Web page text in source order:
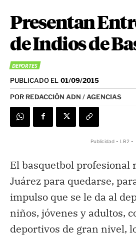
Presentan
de Indios de
DEPORTES
PUBLICADO EL 01/09/2015
POR REDACCIÓN ADN / AGENCIAS
Publicidad - LB2 -
El basquetbol profesional
Juárez para quedarse,
impulso que se le da al
niños, jóvenes y adultos,
deportivos de gran nivel,